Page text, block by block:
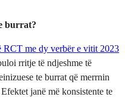
burrat?
RCT me dy verbër e vitit 2023
rritje të ndjeshme të
te burrat që merrnin
janë më konsistente te